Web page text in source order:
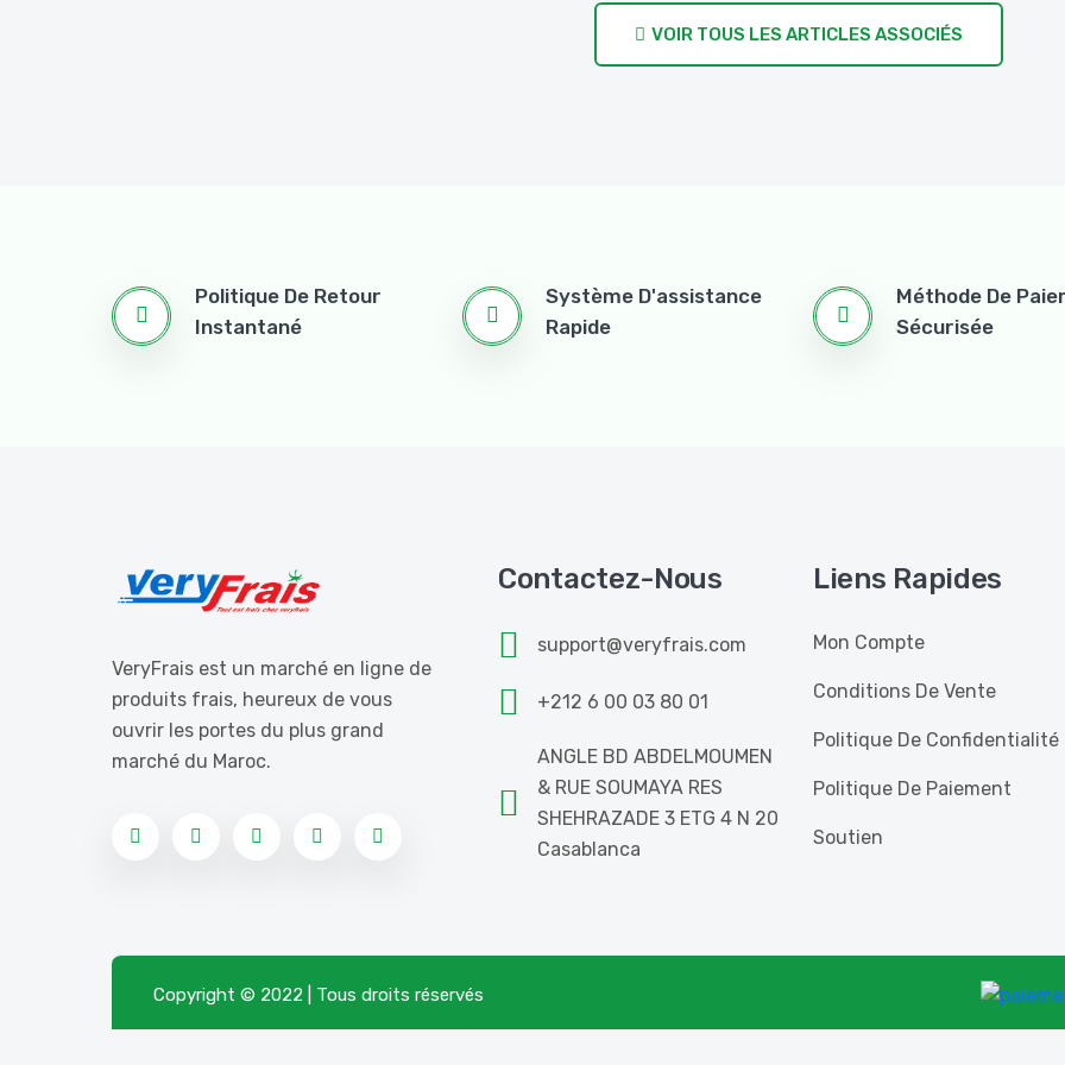
VOIR TOUS LES ARTICLES ASSOCIÉS
Politique De Retour
Instantané
Système D'assistance
Rapide
Méthode De
Sécurisée
VeryFrais est un marché en ligne de
produits frais, heureux de vous
ouvrir les portes du plus grand
marché du Maroc.
Contactez-Nous
support@veryfrais.com
+212 6 00 03 80 01
ANGLE BD ABDELMOUMEN
& RUE SOUMAYA RES
SHEHRAZADE 3 ETG 4 N 20
Casablanca
Liens Rapides
Mon Compte
Conditions De Vente
Politique De Confidentialité
Politique De Paiement
Soutien
Copyright © 2022 | Tous droits réservés